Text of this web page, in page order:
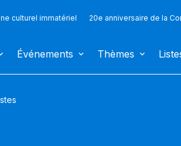
culturel immatériel 20e anniversaire de la
Événements Thèmes